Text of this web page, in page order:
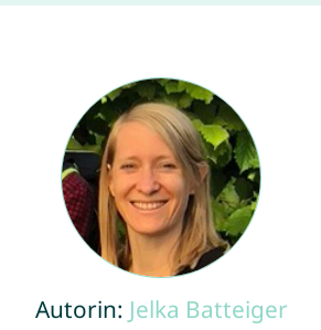
Autorin: Jelka Batteiger